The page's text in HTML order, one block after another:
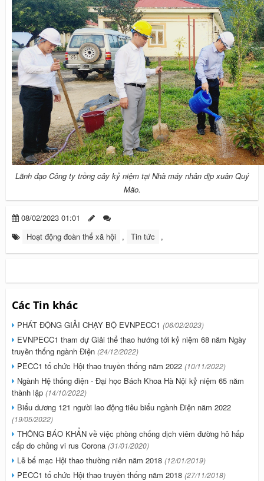
Lãnh đạo Công ty trồng cây kỷ niệm tại Nhà máy nhân dịp xuân Quý
Mão.
08/02/2023 01:01
Hoạt động đoàn thể xã hội , Tin tức ,
Các Tin khác
PHÁT ĐỘNG GIẢI CHẠY BỘ EVNPECC1 (06/02/2023)
EVNPECC1 tham dự Giải thể thao hướng tới kỷ niệm 68 năm Ngày
truyền thống ngành Điện (24/12/2022)
PECC1 tổ chức Hội thao truyền thống năm 2022 (10/11/2022)
Ngành Hệ thống điện - Đại học Bách Khoa Hà Nội kỷ niệm 65 năm
thành lập (14/10/2022)
Biểu dương 121 người lao động tiêu biểu ngành Điện năm 2022
(19/05/2022)
THÔNG BÁO KHẨN về việc phòng chống dịch viêm đường hô hấp
cấp do chủng vi rus Corona (31/01/2020)
Lễ bế mạc Hội thao thường niên năm 2018 (12/01/2019)
PECC1 tổ chức Hội thao truyền thống năm 2018 (27/11/2018)